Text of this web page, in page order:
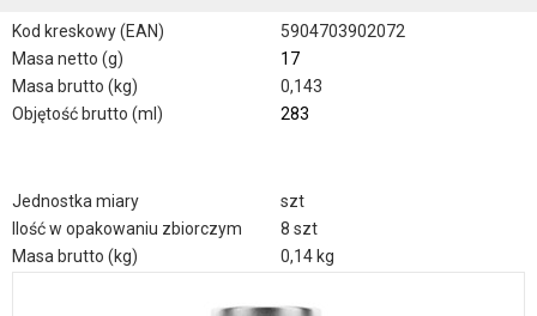
Kod kreskowy (EAN)
5904703902072
Masa netto (g)
17
Masa brutto (kg)
0,143
Objętość brutto (ml)
283
Jednostka miary
szt
Ilość w opakowaniu zbiorczym
8 szt
Masa brutto (kg)
0,14 kg